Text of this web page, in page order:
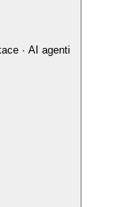
· AI agenti